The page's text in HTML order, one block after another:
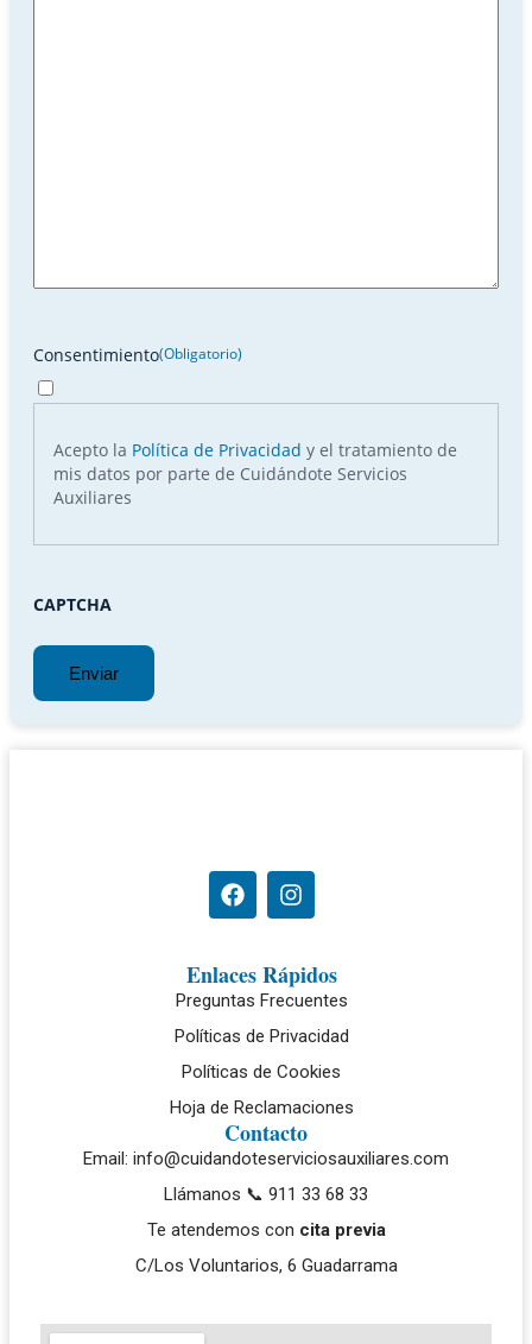
Consentimiento(Obligatorio)
Acepto la Política de Privacidad y el tratamiento de
mis datos por parte de Cuidándote Servicios
Auxiliares
CAPTCHA
Enlaces Rápidos
Preguntas Frecuentes
Políticas de Privacidad
Políticas de Cookies
Hoja de Reclamaciones
Contacto
Email: info@cuidandoteserviciosauxiliares.com
Llámanos 📞 911 33 68 33
Te atendemos con cita previa
C/Los Voluntarios, 6 Guadarrama